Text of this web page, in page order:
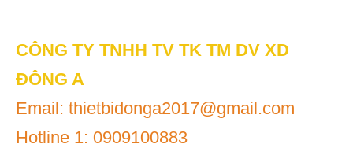
CÔNG TY TNHH TV TK TM DV XD
ĐÔNG A
Email: thietbidonga2017@gmail.com
Hotline 1: 0909100883